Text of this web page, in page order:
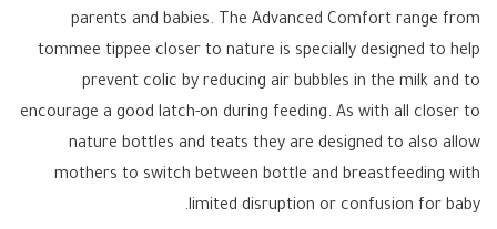
parents and babies. The Advanced Comfort range from
tommee tippee closer to nature is specially designed to help
prevent colic by reducing air bubbles in the milk and to
encourage a good latch-on during feeding. As with all closer to
nature bottles and teats they are designed to also allow
mothers to switch between bottle and breastfeeding with
limited disruption or confusion for baby.